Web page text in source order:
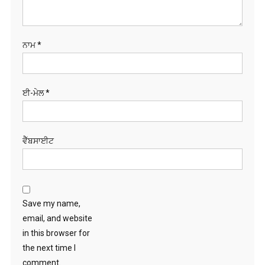
ਨਾਮ*
ਈ-ਮੇਲ*
ਵੈੱਬਸਾਈਟ
Save my name,
email, and website
in this browser for
the next time I
comment.